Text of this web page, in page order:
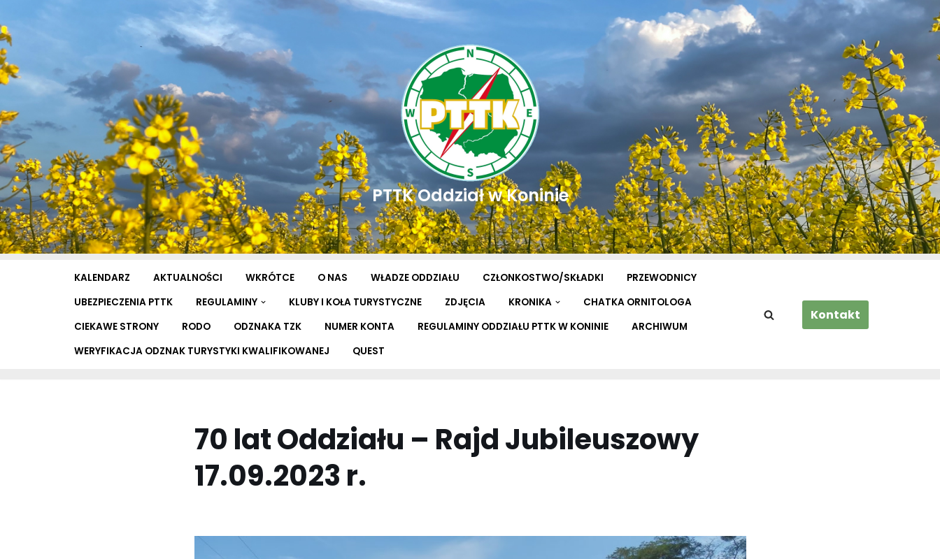
Przejdź
treści
PTTK Oddział w Koninie
KALENDARZ AKTUALNOŚCI WKRÓTCE O NAS WŁADZE ODDZIAŁU CZŁONKOSTWO/SKŁADKI
PRZEWODNICY
UBEZPIECZENIA PTTK
REGULAMINY KLUBY I KOŁA TURYSTYCZNE ZDJĘCIA KRONIKA
CHATKA ORNITOLOGA
CIEKAWE STRONY
RODO ODZNAKA TZK NUMER KONTA REGULAMINY ODDZIAŁU PTTK W KONINIE
ARCHIWUM
WERYFIKACJA ODZNAK TURYSTYKI KWALIFIKOWANEJ
QUEST
Kontakt
70 lat Oddziału – Rajd Jubileuszowy
17.09.2023 r.